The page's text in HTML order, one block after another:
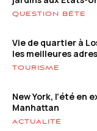
QUESTION BÊTE
Vie de quartier à
les meilleures
TOURISME
New York, l’été en
Manhattan
ACTUALITÉ